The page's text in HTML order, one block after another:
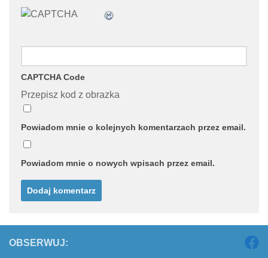
CAPTCHA Code
Przepisz kod z obrazka
Powiadom mnie o kolejnych komentarzach przez email.
Powiadom mnie o nowych wpisach przez email.
OBSERWUJ: